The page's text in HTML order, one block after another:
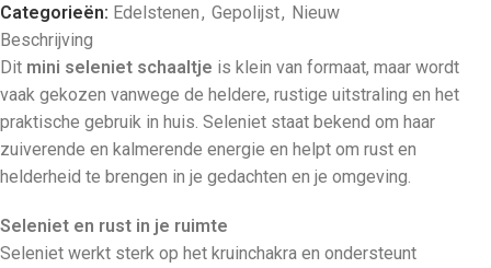
Categorieën: Edelstenen, Gepolijst, Nieuw
Beschrijving
Dit mini seleniet schaaltje is klein van formaat, maar wordt
vaak gekozen vanwege de heldere, rustige uitstraling en het
praktische gebruik in huis. Seleniet staat bekend om haar
zuiverende en kalmerende energie en helpt om rust en
helderheid te brengen in je gedachten en je omgeving.
Seleniet en rust in je ruimte
Seleniet werkt sterk op het kruinchakra en ondersteunt